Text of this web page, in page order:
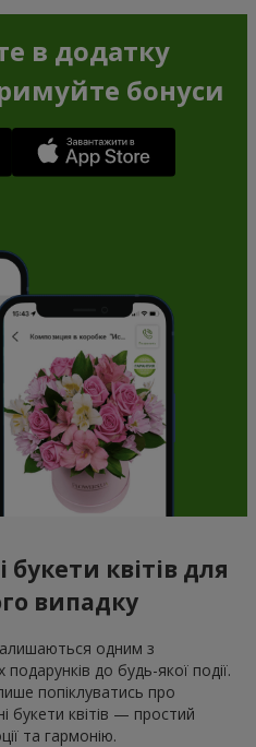
в додатку
бонуси
квітів для
випадку
одним з
до будь-якої події.
попіклуватись про
букети квітів — простий
та гармонію.